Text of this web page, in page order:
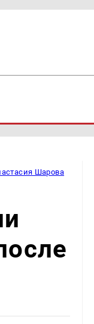
Шарова